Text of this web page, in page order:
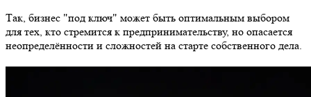
Так, бизнес "под ключ" может быть оптимальным выбором
для тех, кто стремится к предпринимательству, но опасается
неопределённости и сложностей на старте собственного дела.